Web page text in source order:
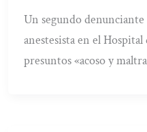
Un segundo denunciante
anestesista en el
presuntos «acoso y